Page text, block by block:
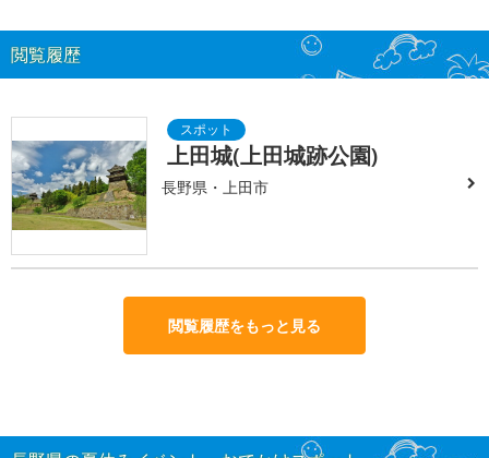
閲覧履歴
上田城(上田城跡公園)
長野県・上田市
閲覧履歴をもっと見る